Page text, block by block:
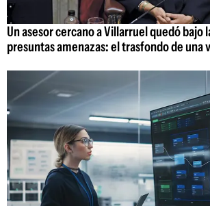
Un asesor cercano a Villarruel quedó bajo
presuntas amenazas: el trasfondo de una